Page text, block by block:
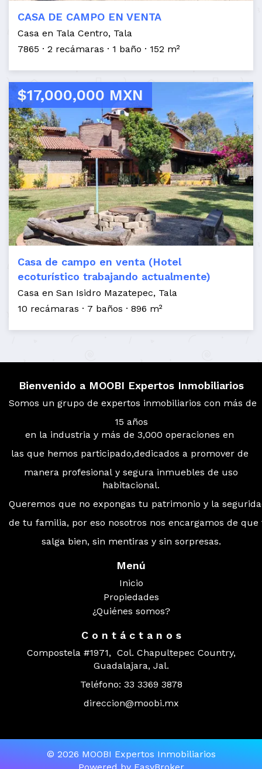
CASA DE CAMPO EN VENTA
Casa en Tala Centro, Tala
7865
2 recámaras 1 baño 152 m²
$17,000,000 MXN
Casa de campo en venta (Hotel
ecoturístico trabajando actualmente)
Casa en San Isidro Mazatepec, Tala
10 recámaras
7 baños 896 m²
Bienvenido a MOOBI Expertos Inmobiliarios
Somos un grupo de expertos inmobiliarios con más de
15 años
en la industria y más de 3,000 operaciones en
las que hemos participado,dedicados a promover de
manera profesional y segura inmuebles de uso
habitacional.
Queremos que no expongas tu patrimonio y la
de tu familia, por eso nosotros nos encargamos de que
salga bien, sin mentiras y sin sorpresas.
Menú
Inicio
Propiedades
¿Quiénes somos?
C o n t á c t a n o s
Compostela #1971, Col. Chapultepec Country,
Guadalajara, Jal.
Teléfono: 33 3369 3878
direccion@moobi.mx
© 2026 MOOBI Expertos Inmobiliarios
Powered by EasyBroker